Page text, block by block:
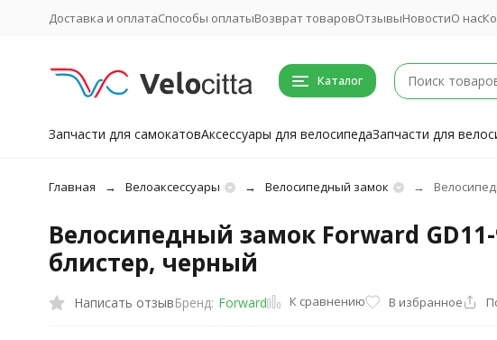
Доставка и оплатаСпособы оплатыВозврат товаровОтзывыНовостиО нас
Каталог
Запчасти для самокатовАксессуары для велосипедаЗапчасти для
Главная Велоаксессуары Велосипедный замок
Велосипедный замок Forward
блистер, черный
Написать отзывБренд: Forward К сравнению В избранное